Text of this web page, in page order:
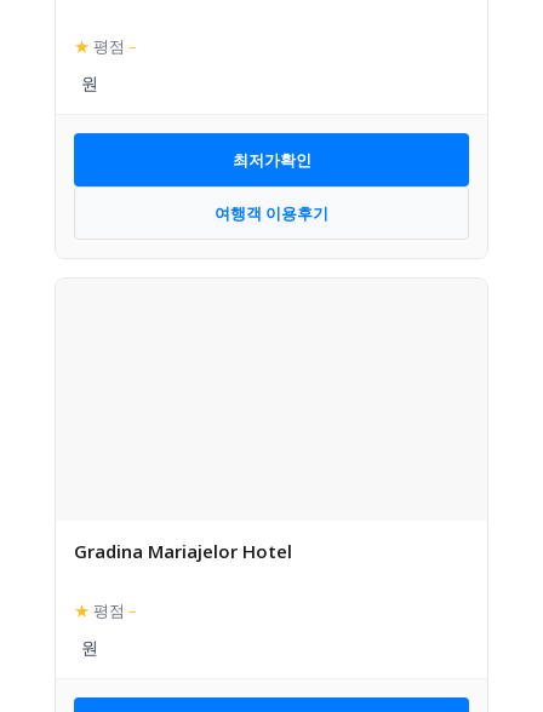
★ 평점 –
최저가확인
여행객 이용후기
Gradina Mariajelor Hotel
★ 평점 –